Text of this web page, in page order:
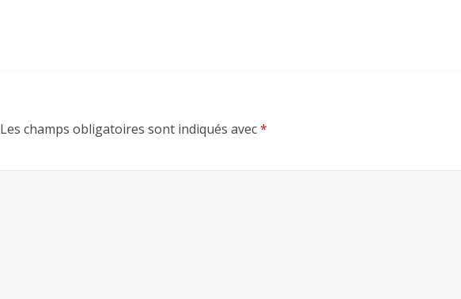
Les champs obligatoires sont indiqués avec*